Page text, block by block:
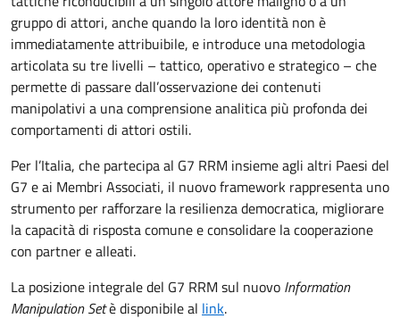
gruppo di attori, anche quando la loro identità non è
immediatamente attribuibile, e introduce una metodologia
articolata su tre livelli – tattico, operativo e strategico – che
permette di passare dall’osservazione dei contenuti
manipolativi a una comprensione analitica più profonda dei
comportamenti di attori ostili.
Per l’Italia, che partecipa al G7 RRM insieme agli altri Paesi del
G7 e ai Membri Associati, il nuovo framework rappresenta uno
strumento per rafforzare la resilienza democratica, migliorare
la capacità di risposta comune e consolidare la cooperazione
con partner e alleati.
La posizione integrale del G7 RRM sul nuovo Information
Manipulation Setè disponibile al link.